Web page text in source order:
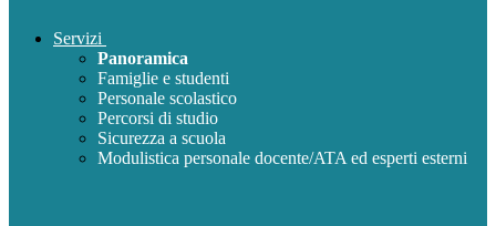
Servizi
Panoramica
Famiglie e studenti
Personale scolastico
Percorsi di studio
Sicurezza a scuola
Modulistica personale docente/ATA ed esperti esterni